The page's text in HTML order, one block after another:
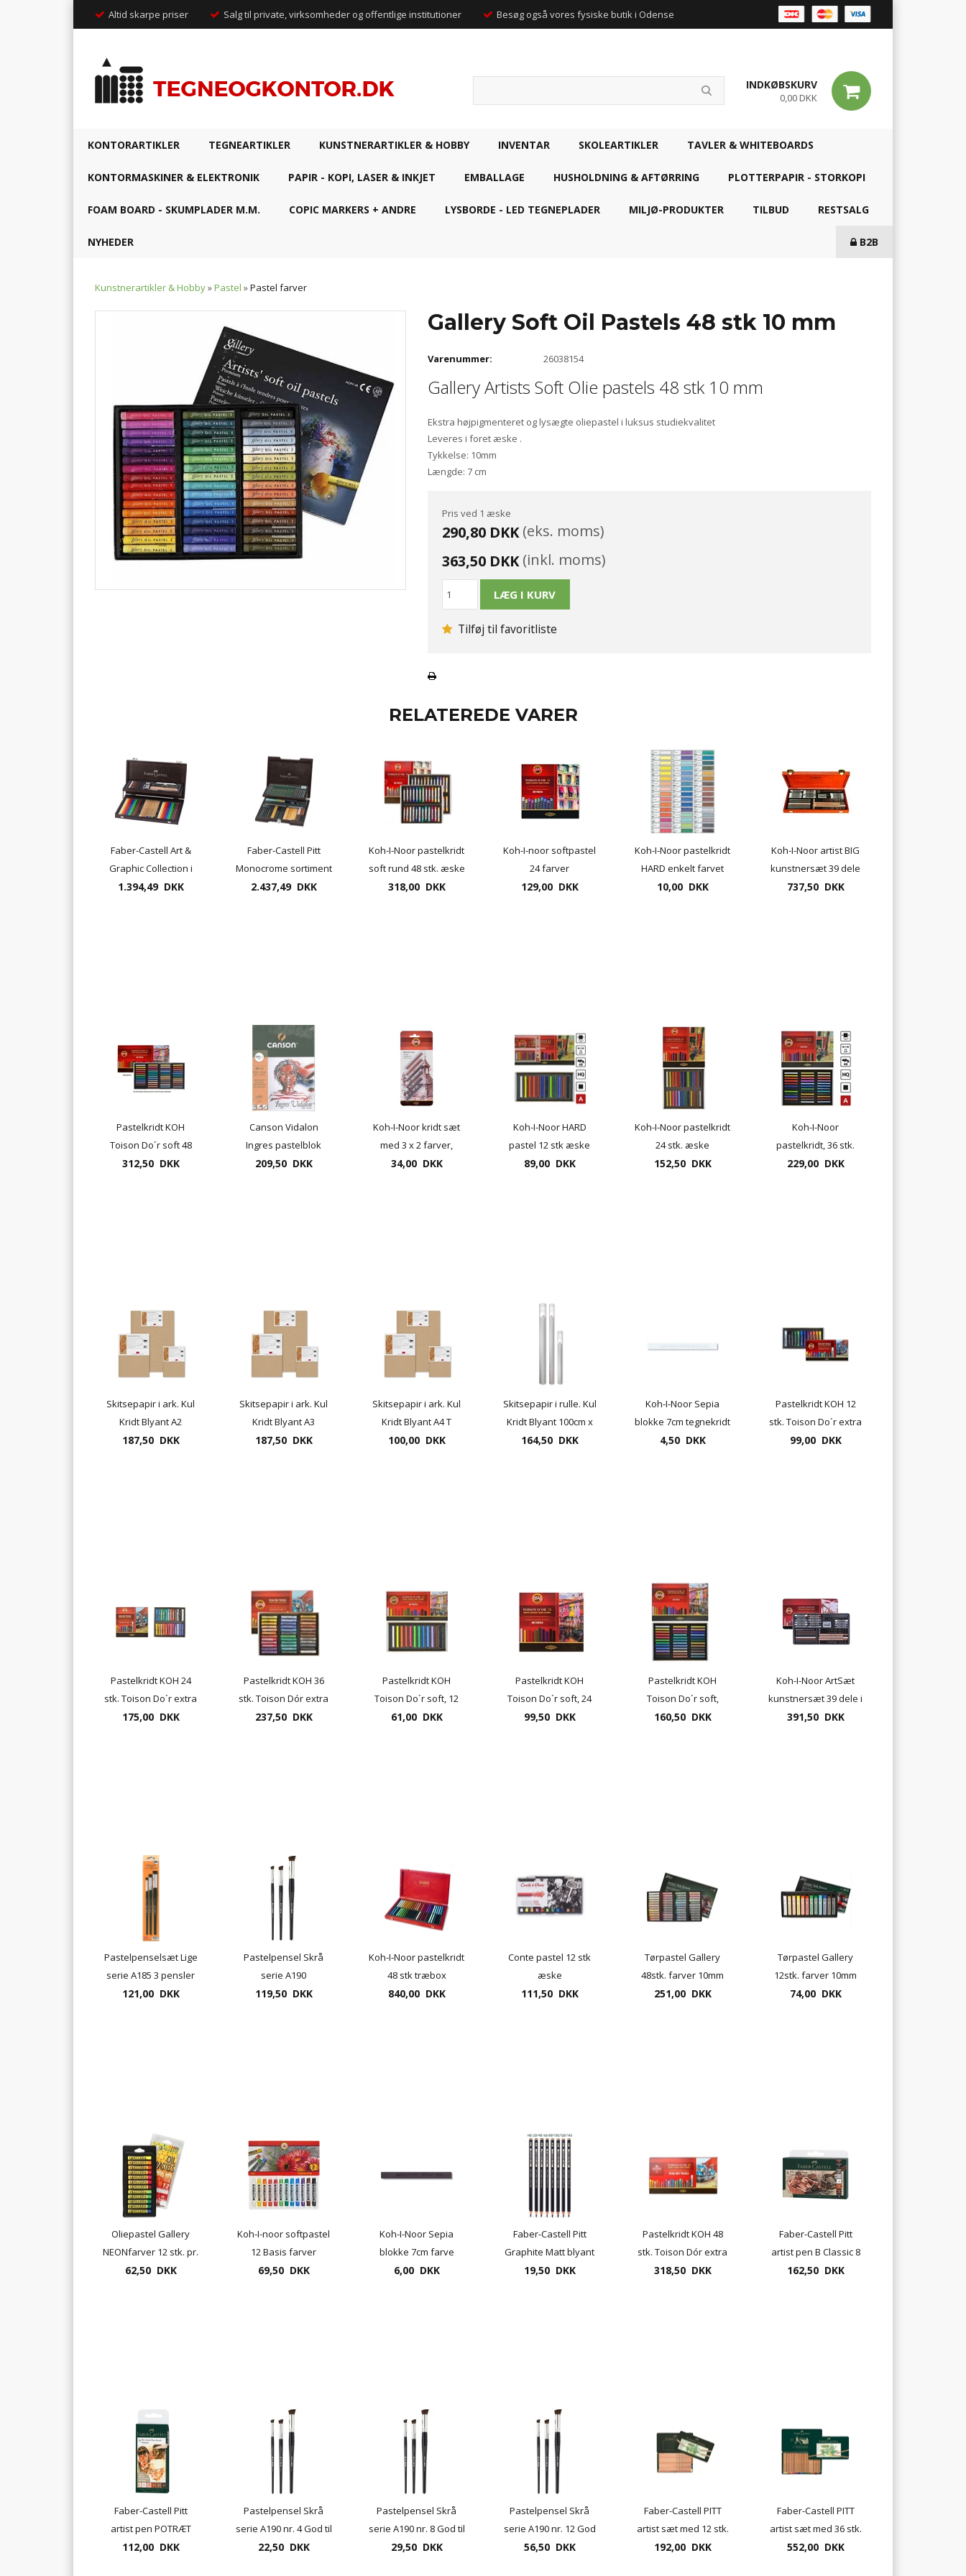
Altid skarpe priser Salg til private, virksomheder og offentlige institutioner Besøg også vores fysiske butik i Odense
INDKØBSKURV
0,00 DKK
KONTORARTIKLER TEGNEARTIKLER KUNSTNERARTIKLER & HOBBY INVENTAR SKOLEARTIKLER TAVLER & WHITEBOARDS
KONTORMASKINER & ELEKTRONIK PAPIR - KOPI, LASER & INKJET EMBALLAGE HUSHOLDNING & AFTØRRING PLOTTERPAPIR - STORKOPI
FOAM BOARD - SKUMPLADER M.M. COPIC MARKERS + ANDRE LYSBORDE - LED TEGNEPLADER MILJØ-PRODUKTER TILBUD RESTSALG
NYHEDER B2B
Kunstnerartikler & Hobby»Pastel »Pastel farver
Gallery Soft Oil Pastels 48 stk 10 mm
Varenummer: 26038154
Gallery Artists Soft Olie pastels 48 stk 10 mm
Ekstra højpigmenteret og lysægte oliepastel i luksus studiekvalitet
Leveres i foret æske .
Tykkelse: 10mm
Længde: 7 cm
Pris ved 1 æske
290,80 DKK(eks. moms)
363,50 DKK(inkl. moms)
Tilføj til favoritliste
RELATEREDE VARER
Faber-Castell Art &
Graphic Collection i
træbox 53 dele
1.394,49 DKK
Faber-Castell Pitt
Monocrome sortiment
i træbox
2.437,49 DKK
Koh-I-Noor pastelkridt
soft rund 48 stk. æske
318,00 DKK
Koh-I-noor softpastel
24 farver
129,00 DKK
Koh-I-Noor pastelkridt
HARD enkelt farvet
10,00 DKK
Koh-I-Noor artist BIG
kunstnersæt 39 dele
737,50 DKK
Pastelkridt KOH
Toison Do´r soft 48
stk. æske
312,50 DKK
Canson Vidalon
Ingres pastelblok
32x41cm
209,50 DKK
Koh-I-Noor kridt sæt
med 3 x 2 farver,
lysbrun mørkebrun og
34,00 DKK
Koh-I-Noor HARD
pastel 12 stk æske
Gioconda - 3
89,00 DKK
Koh-I-Noor pastelkridt
24 stk. æske
Gioconda pastel
152,50 DKK
Koh-I-Noor
pastelkridt, 36 stk.
æske, Gioconda
229,00 DKK
Skitsepapir i ark. Kul
Kridt Blyant A2
187,50 DKK
Skitsepapir i ark. Kul
Kridt Blyant A3
187,50 DKK
Skitsepapir i ark. Kul
Kridt Blyant A4 T
100,00 DKK
Skitsepapir i rulle. Kul
Kridt Blyant 100cm x
25m "udsolgt- kender
164,50 DKK
Koh-I-Noor Sepia
blokke 7cm tegnekridt
hvid
4,50 DKK
Pastelkridt KOH 12
stk. Toison Do´r extra
soft
99,00 DKK
Pastelkridt KOH 24
stk. Toison Do´r extra
soft
175,00 DKK
Pastelkridt KOH 36
stk. Toison Dór extra
soft
237,50 DKK
Pastelkridt KOH
Toison Do´r soft, 12
stk. æske
61,00 DKK
Pastelkridt KOH
Toison Do´r soft, 24
stk. æske
99,50 DKK
Pastelkridt KOH
Toison Do´r soft,
36stk. æske
160,50 DKK
Koh-I-Noor ArtSæt
kunstnersæt 39 dele i
metalbox
391,50 DKK
Pastelpenselsæt Lige
serie A185 3 pensler
121,00 DKK
Pastelpensel Skrå
serie A190
119,50 DKK
Koh-I-Noor pastelkridt
48 stk træbox
Gioconda pastel
840,00 DKK
Conte pastel 12 stk
æske
111,50 DKK
Tørpastel Gallery
48stk. farver 10mm
251,00 DKK
Tørpastel Gallery
12stk. farver 10mm
74,00 DKK
Oliepastel Gallery
NEONfarver 12 stk. pr.
æske
62,50 DKK
Koh-I-noor softpastel
12 Basis farver
69,50 DKK
Koh-I-Noor Sepia
blokke 7cm farve
Sepia brun, Sepia
6,00 DKK
Faber-Castell Pitt
Graphite Matt blyant
2B til 14B "enkeltsalg"
19,50 DKK
Pastelkridt KOH 48
stk. Toison Dór extra
soft
318,50 DKK
Faber-Castell Pitt
artist pen B Classic 8
ass penne
162,50 DKK
Faber-Castell Pitt
artist pen POTRÆT
brusch penne med 6
112,00 DKK
Pastelpensel Skrå
serie A190 nr. 4 God til
pastelkridt
22,50 DKK
Pastelpensel Skrå
serie A190 nr. 8 God til
pastelkridt
29,50 DKK
Pastelpensel Skrå
serie A190 nr. 12 God
til pastelkridt
56,50 DKK
Faber-Castell PITT
artist sæt med 12 stk.
pastelblyanter
192,00 DKK
Faber-Castell PITT
artist sæt med 36 stk.
pastelblyanter
552,00 DKK